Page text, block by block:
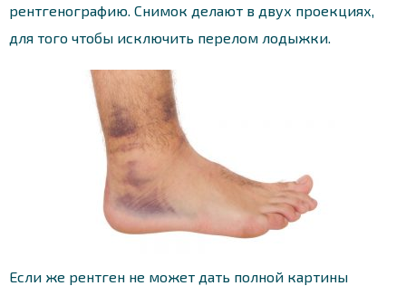
рентгенографию. Снимок делают в двух проекциях,
для того чтобы исключить перелом лодыжки.
Если же рентген не может дать полной картины